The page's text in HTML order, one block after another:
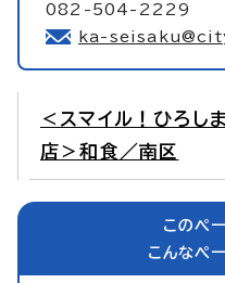
082-504-2229
ka-
＜スマイル！ひろ
店＞和食／南区
このペ
こんなペ